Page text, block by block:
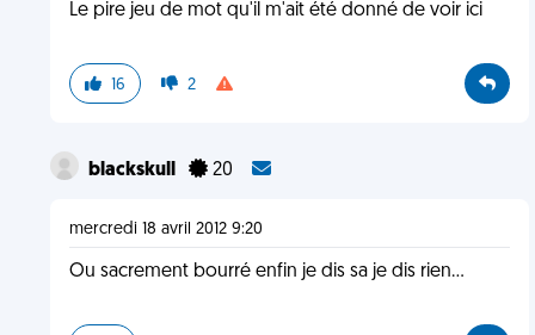
Le pire jeu de mot qu'il m'ait été donné de voir ici
16 2
blackskull 20
mercredi 18 avril 2012 9:20
Ou sacrement bourré enfin je dis sa je dis rien...